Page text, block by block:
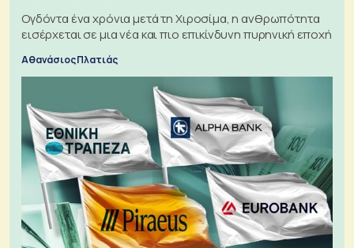
Ογδόντα ένα χρόνια μετά τη Χιροσίμα, η ανθρωπότητα
εισέρχεται σε μια νέα και πιο επικίνδυνη πυρηνική εποχή
Αθανάσιος Πλατιάς